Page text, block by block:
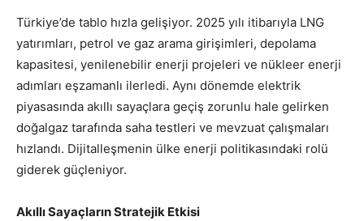
Türkiye’de tablo hızla gelişiyor. 2025 yılı itibarıyla LNG
yatırımları, petrol ve gaz arama girişimleri, depolama
kapasitesi, yenilenebilir enerji projeleri ve nükleer enerji
adımları eşzamanlı ilerledi. Aynı dönemde elektrik
piyasasında akıllı sayaçlara geçiş zorunlu hale gelirken
doğalgaz tarafında saha testleri ve mevzuat çalışmaları
hızlandı. Dijitalleşmenin ülke enerji politikasındaki rolü
giderek güçleniyor.
Akıllı Sayaçların Stratejik Etkisi